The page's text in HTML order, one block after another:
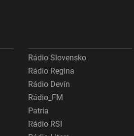
Rádio Slovensko
Rádio Regina
Rádio Devín
Rádio_FM
Patria
Rádio RSI